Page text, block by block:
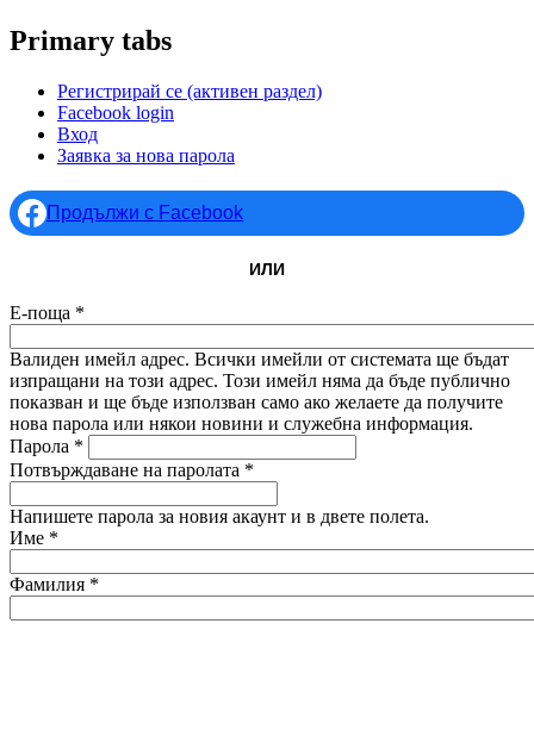
Primary tabs
Регистрирай се (активен раздел)
Facebook login
Вход
Заявка за нова парола
Продължи с Facebook
ИЛИ
Е-поща *
Валиден имейл адрес. Всички имейли от системата ще бъдат
изпращани на този адрес. Този имейл няма да бъде публично
показван и ще бъде използван само ако желаете да получите
нова парола или някои новини и служебна информация.
Парола *
Потвърждаване на паролата *
Напишете парола за новия акаунт и в двете полета.
Име *
Фамилия *